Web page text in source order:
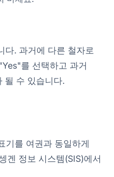
. 과거에 다른 철자로
를 선택하고 과거
될 수 있습니다.
기를 여권과 동일하게
겐 정보 시스템(SIS)에서